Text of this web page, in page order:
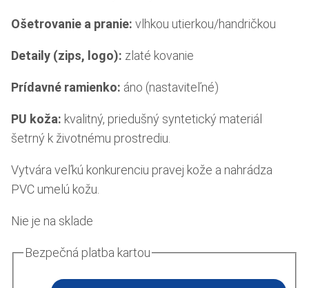
Ošetrovanie a pranie: vlhkou utierkou/handričkou
Detaily (zips, logo): zlaté kovanie
Prídavné ramienko: áno (nastaviteľné)
PU koža: kvalitný, priedušný syntetický materiál
šetrný k životnému prostrediu.
Vytvára veľkú konkurenciu pravej kože a nahrádza
PVC umelú kožu.
Nie je na sklade
Bezpečná platba kartou